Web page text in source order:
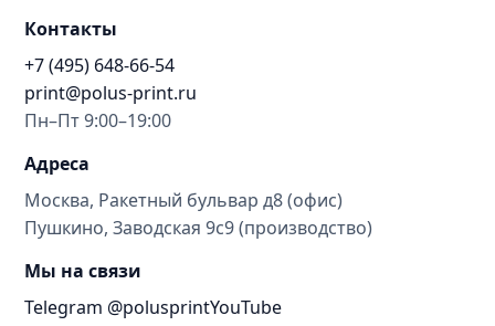
Контакты
+7 (495) 648-66-54
print@polus-print.ru
Пн–Пт 9:00–19:00
Адреса
Москва, Ракетный бульвар д8 (офис)
Пушкино, Заводская 9с9 (производство)
Мы на связи
Telegram @polusprintYouTube